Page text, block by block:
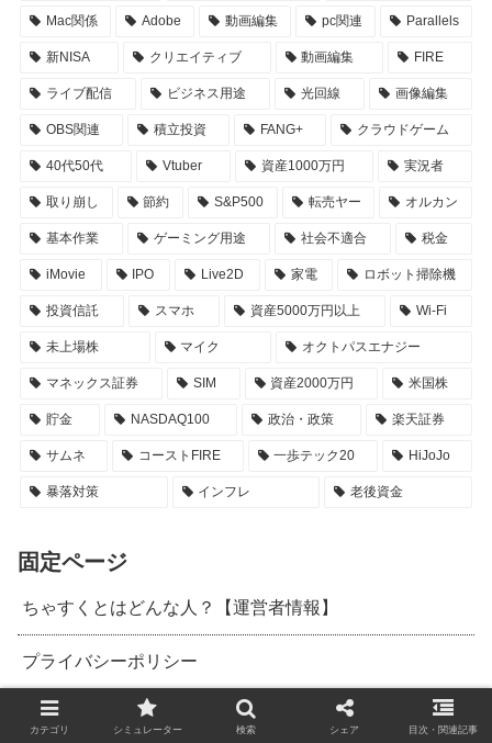
Mac関係 Adobe 動画編集 pc関連 Parallels
新NISA クリエイティブ 動画編集 FIRE
ライブ配信 ビジネス用途 光回線 画像編集
OBS関連 積立投資 FANG+ クラウドゲーム
40代50代 Vtuber 資産1000万円 実況者
取り崩し 節約 S&P500 転売ヤー オルカン
基本作業 ゲーミング用途 社会不適合 税金
iMovie IPO Live2D 家電 ロボット掃除機
投資信託 スマホ 資産5000万円以上 Wi-Fi
未上場株 マイク オクトパスエナジー
マネックス証券 SIM 資産2000万円 米国株
貯金 NASDAQ100 政治・政策 楽天証券
サムネ コーストFIRE 一歩テック20 HiJoJo
暴落対策 インフレ 老後資金
固定ページ
ちゃすくとはどんな人？【運営者情報】
プライバシーポリシー
カテゴリ シミュレーター 検索 シェア 目次・関連記事